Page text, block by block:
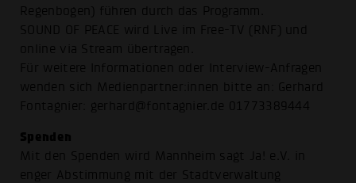
Regenbogen) führen durch das Programm.
SOUND OF PEACE wird Live im Free-TV (RNF) und
online via Stream übertragen.
Für weitere Informationen oder Interview-Anfragen
wenden sich Medienpartner:innen bitte an: Gerhard
Fontagnier: gerhard@fontagnier.de 01773389444
Spenden
Mit den Spenden wird Mannheim sagt Ja! e.V. in
enger Abstimmung mit der Stadtverwaltung